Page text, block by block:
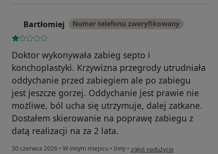
Bartłomiej Numer telefonu zweryfikowany
Doktor wykonywała zabieg septo i
konchoplastyki. Krzywizna przegrody utrudniała
oddychanie przed zabiegiem ale po zabiegu
jest jeszcze gorzej. Oddychanie jest prawie nie
możliwe, ból ucha się utrzymuje, dalej zatkane.
Dostałem skierowanie na poprawę zabiegu z
datą realizacji na za 2 lata.
30 czerwca 2026 • W innym miejscu • Inny • w opinii użytkownika Bartłomiej
zgłoś nadużycie